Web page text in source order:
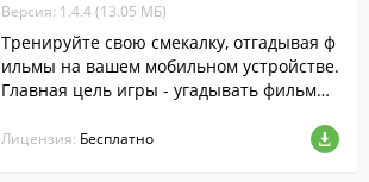
Версия: 1.4.4 (13.05 МБ)
Тренируйте свою смекалку, отгадывая ф
ильмы на вашем мобильном устройстве.
Главная цель игры - угадывать фильмы
Лицензия: Бесплатно